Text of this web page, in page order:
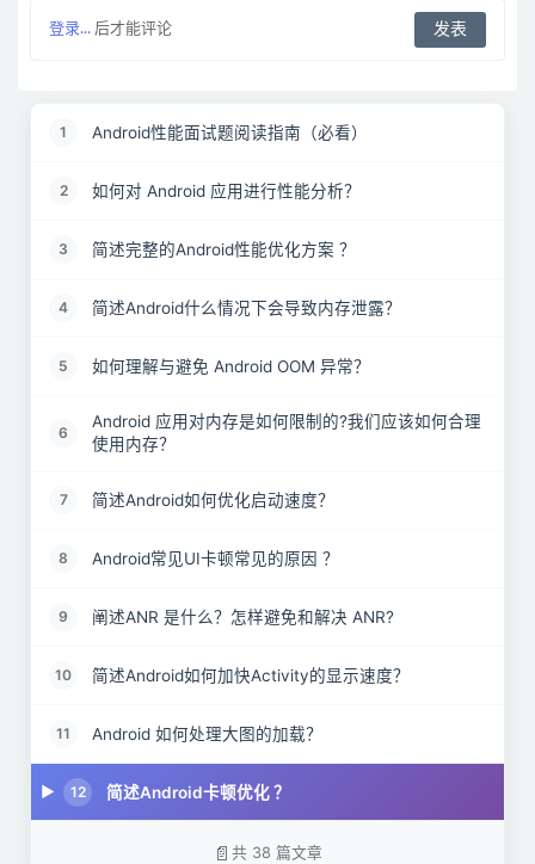
登录... 后才能评论
1 Android性能面试题阅读指南（必看）
2 如何对 Android 应用进行性能分析？
3 简述完整的Android性能优化方案 ？
4 简述Android什么情况下会导致内存泄露？
5 如何理解与避免 Android OOM 异常？
6
Android 应用对内存是如何限制的?我们应该如何合理
使用内存？
7 简述Android如何优化启动速度？
8 Android常见UI卡顿常见的原因 ？
9 阐述ANR 是什么？怎样避免和解决 ANR?
10 简述Android如何加快Activity的显示速度？
11 Android 如何处理大图的加载？
12 简述Android卡顿优化 ？
简述Android网络优化 ？共 38 篇文章